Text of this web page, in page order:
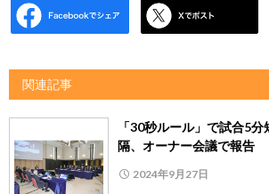
関連記事
「30秒ルール」で試合5
隔、オーナー会議で報告
2024年9月27日